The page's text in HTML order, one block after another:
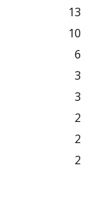
13
10
6
3
3
2
2
2